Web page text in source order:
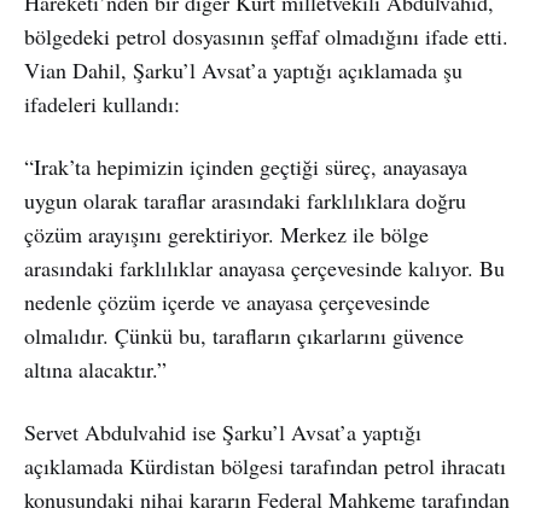
bölgedeki petrol dosyasının şeffaf olmadığını ifade etti.
Vian Dahil, Şarku’l Avsat’a yaptığı açıklamada şu
ifadeleri kullandı:
“Irak’ta hepimizin içinden geçtiği süreç, anayasaya
uygun olarak taraflar arasındaki farklılıklara doğru
çözüm arayışını gerektiriyor. Merkez ile bölge
arasındaki farklılıklar anayasa çerçevesinde kalıyor. Bu
nedenle çözüm içerde ve anayasa çerçevesinde
olmalıdır. Çünkü bu, tarafların çıkarlarını güvence
altına alacaktır.”
Servet Abdulvahid ise Şarku’l Avsat’a yaptığı
açıklamada Kürdistan bölgesi tarafından petrol ihracatı
konusundaki nihai kararın Federal Mahkeme tarafından